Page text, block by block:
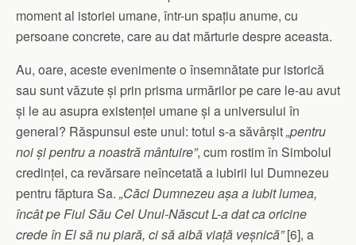
moment al istoriei umane, într-un spațiu anume, cu
persoane concrete, care au dat mărturie despre aceasta.
Au, oare, aceste evenimente o însemnătate pur istorică
sau sunt văzute și prin prisma urmărilor pe care le-au avut
și le au asupra existenței umane și a universului în
general? Răspunsul este unul: totul s-a săvârșit„pentru
noi și pentru a noastră mântuire”, cum rostim în Simbolul
credinței, ca revărsare neîn­cetată a iubirii lui Dumnezeu
pentru făptura Sa. „Căci Dum­­ne­zeu așa a iubit lumea,
încât pe Fiul Său Cel Unul-Născut L-a dat ca oricine
crede în El să nu piară, ci să aibă viață veș­nică”[6], a